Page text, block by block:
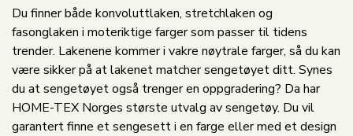
Du finner både konvoluttlaken, stretchlaken og
fasonglaken i moteriktige farger som passer til tidens
trender. Lakenene kommer i vakre nøytrale farger, så du kan
være sikker på at lakenet matcher sengetøyet ditt. Synes
du at sengetøyet også trenger en oppgradering? Da har
HOME-TEX Norges største utvalg av sengetøy. Du vil
garantert finne et sengesett i en farge eller med et design